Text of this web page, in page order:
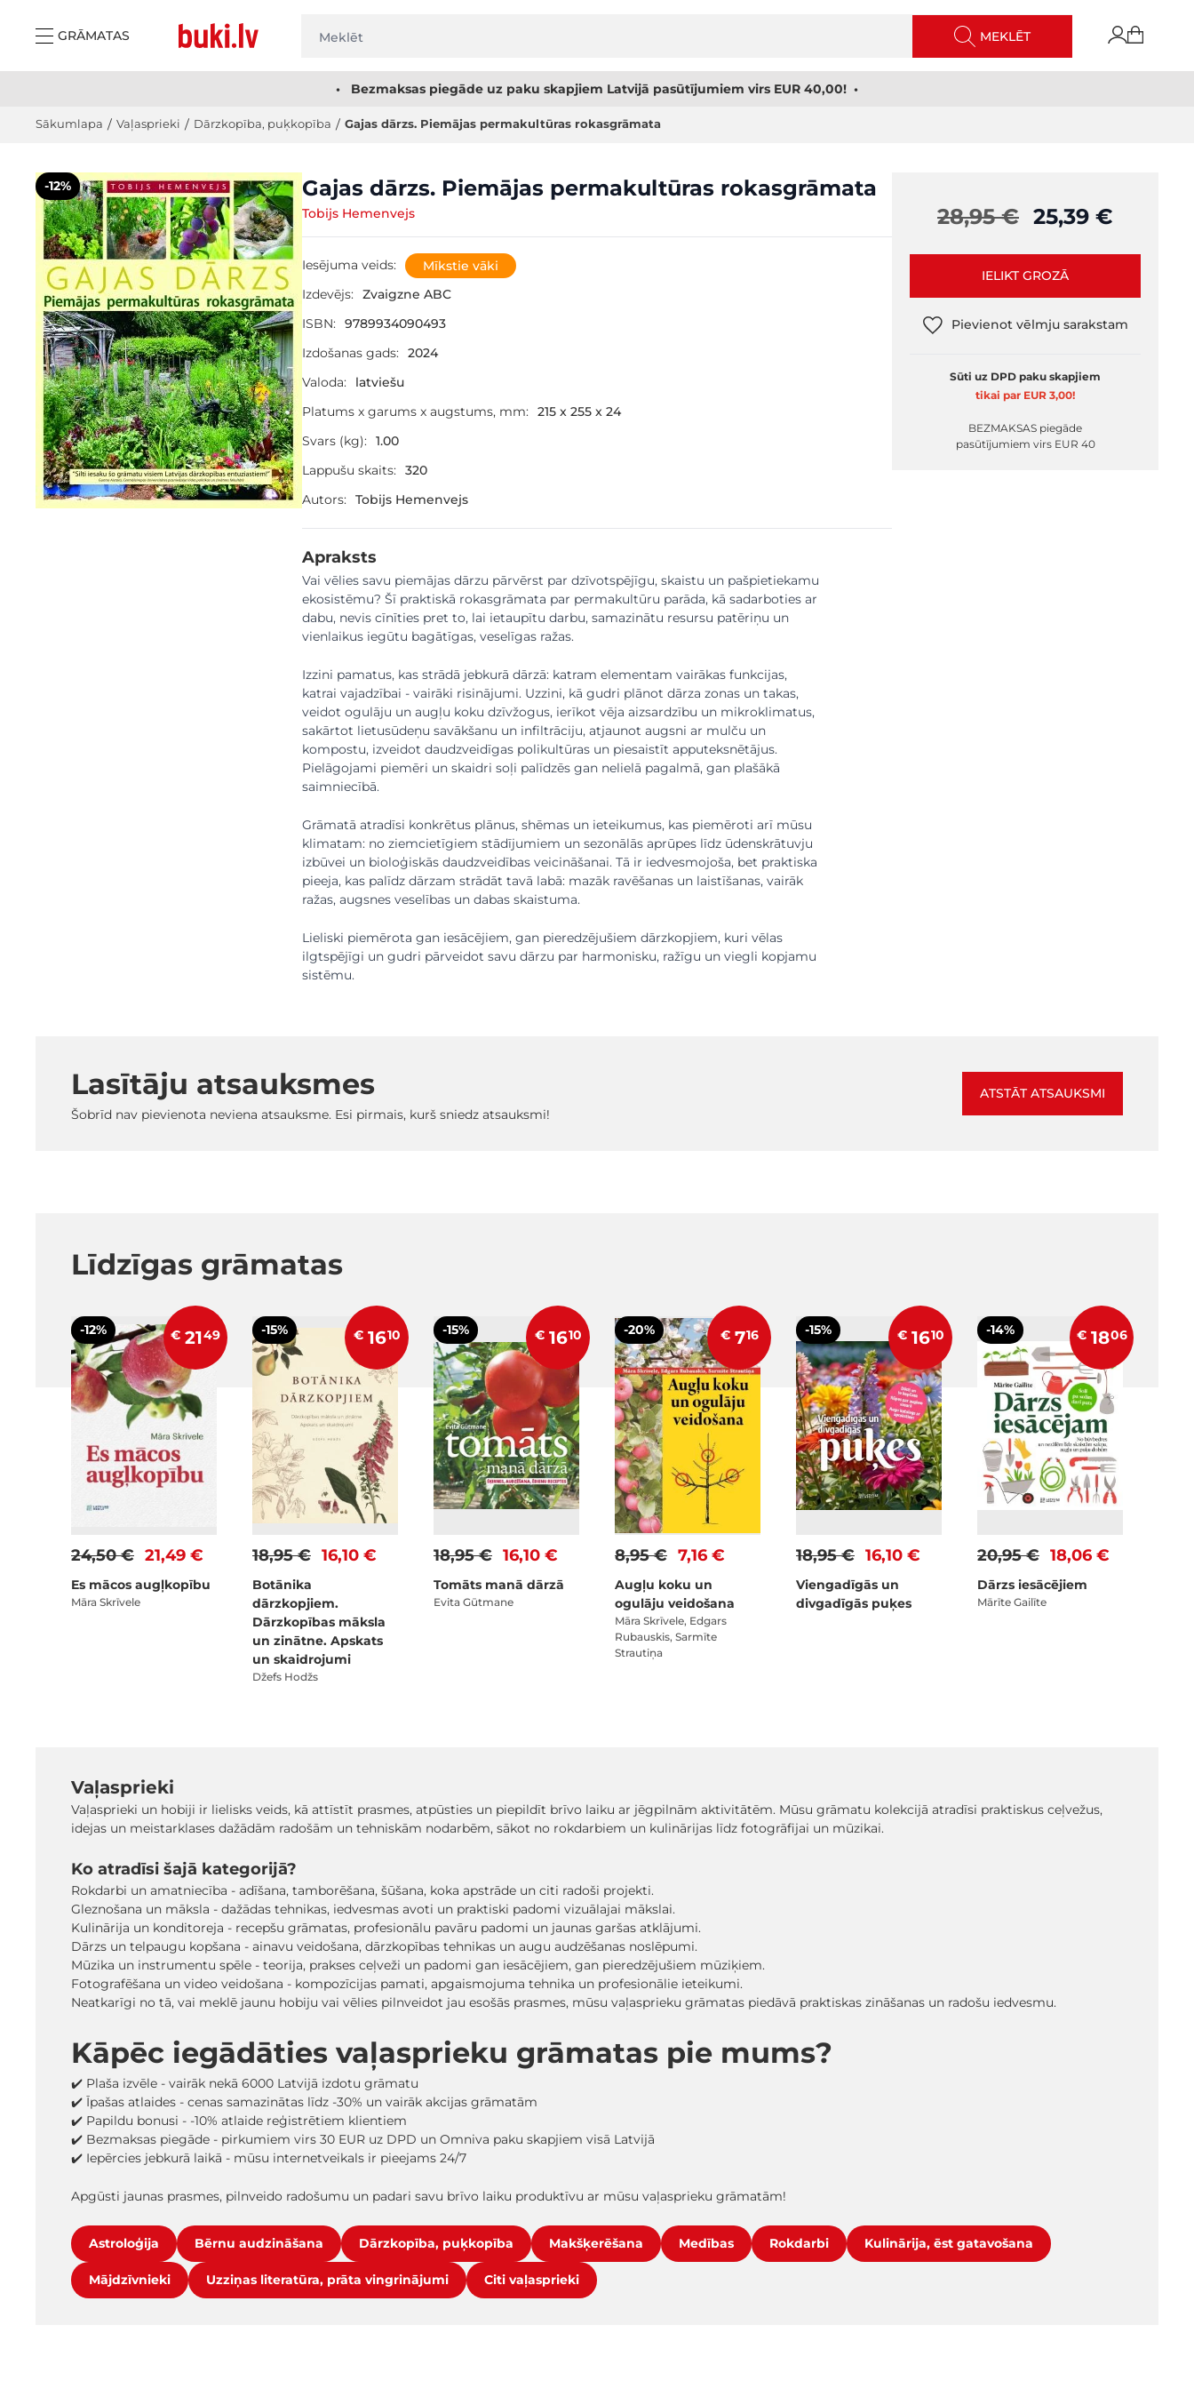
GRĀMATAS
MEKLĒT
• Bezmaksas piegāde uz paku skapjiem Latvijā pasūtījumiem virs EUR 40,00! •
Sākumlapa / Vaļasprieki / Dārzkopība, puķkopība / Gajas dārzs. Piemājas permakultūras rokasgrāmata
-12%
Main image
Click to view image in fullscreen Gajas dārzs. Piemājas permakultūras rokasgrāmata
Tobijs Hemenvejs
Iesējuma veids:
Mīkstie vāki
Izdevējs:
Zvaigzne ABC
ISBN:
9789934090493
Izdošanas gads:
2024
Valoda:
latviešu
Platums x garums x augstums, mm:
215 x 255 x 24
Svars (kg):
1.00
Lappušu skaits:
320
Autors:
Tobijs Hemenvejs
Apraksts
Vai vēlies savu piemājas dārzu pārvērst par dzīvotspējīgu, skaistu un pašpietiekamu
ekosistēmu? Šī praktiskā rokasgrāmata par permakultūru parāda, kā sadarboties ar
dabu, nevis cīnīties pret to, lai ietaupītu darbu, samazinātu resursu patēriņu un
vienlaikus iegūtu bagātīgas, veselīgas ražas.
Izzini pamatus, kas strādā jebkurā dārzā: katram elementam vairākas funkcijas,
katrai vajadzībai - vairāki risinājumi. Uzzini, kā gudri plānot dārza zonas un takas,
veidot ogulāju un augļu koku dzīvžogus, ierīkot vēja aizsardzību un mikroklimatus,
sakārtot lietusūdeņu savākšanu un infiltrāciju, atjaunot augsni ar mulču un
kompostu, izveidot daudzveidīgas polikultūras un piesaistīt apputeksnētājus.
Pielāgojami piemēri un skaidri soļi palīdzēs gan nelielā pagalmā, gan plašākā
saimniecībā.
Grāmatā atradīsi konkrētus plānus, shēmas un ieteikumus, kas piemēroti arī mūsu
klimatam: no ziemcietīgiem stādījumiem un sezonālās aprūpes līdz ūdenskrātuvju
izbūvei un bioloģiskās daudzveidības veicināšanai. Tā ir iedvesmojoša, bet praktiska
pieeja, kas palīdz dārzam strādāt tavā labā: mazāk ravēšanas un laistīšanas, vairāk
ražas, augsnes veselības un dabas skaistuma.
Lieliski piemērota gan iesācējiem, gan pieredzējušiem dārzkopjiem, kuri vēlas
ilgtspējīgi un gudri pārveidot savu dārzu par harmonisku, ražīgu un viegli kopjamu
sistēmu.
28,95 € 25,39 €
IELIKT GROZĀ
Pievienot vēlmju sarakstam
Sūti uz DPD paku skapjiem
tikai par EUR 3,00!
BEZMAKSAS piegāde
pasūtījumiem virs EUR 40
Lasītāju atsauksmes
Šobrīd nav pievienota neviena atsauksme. Esi pirmais, kurš sniedz atsauksmi!
ATSTĀT ATSAUKSMI
Līdzīgas grāmatas
-12% € 2149
21,49 €
24,50 €
Es mācos augļkopību
Māra Skrīvele
-15% € 1610
16,10 €
18,95 €
Botānika
dārzkopjiem.
Dārzkopības māksla
un zinātne. Apskats
un skaidrojumi
Džefs Hodžs
-15% € 1610
16,10 €
18,95 €
Tomāts manā dārzā
Evita Gūtmane
-20% € 716
7,16 €
8,95 €
Augļu koku un
ogulāju veidošana
Māra Skrīvele, Edgars
Rubauskis, Sarmīte
Strautiņa
-15% € 1610
16,10 €
18,95 €
Viengadīgās un
divgadīgās puķes
-14% € 1806
18,06 €
20,95 €
Dārzs iesācējiem
Mārīte Gailīte
Vaļasprieki
Vaļasprieki un hobiji ir lielisks veids, kā attīstīt prasmes, atpūsties un piepildīt brīvo laiku ar jēgpilnām aktivitātēm. Mūsu grāmatu kolekcijā atradīsi praktiskus ceļvežus,
idejas un meistarklases dažādām radošām un tehniskām nodarbēm, sākot no rokdarbiem un kulinārijas līdz fotogrāfijai un mūzikai.
Ko atradīsi šajā kategorijā?
Rokdarbi un amatniecība - adīšana, tamborēšana, šūšana, koka apstrāde un citi radoši projekti.
Gleznošana un māksla - dažādas tehnikas, iedvesmas avoti un praktiski padomi vizuālajai mākslai.
Kulinārija un konditoreja - recepšu grāmatas, profesionālu pavāru padomi un jaunas garšas atklājumi.
Dārzs un telpaugu kopšana - ainavu veidošana, dārzkopības tehnikas un augu audzēšanas noslēpumi.
Mūzika un instrumentu spēle - teorija, prakses ceļveži un padomi gan iesācējiem, gan pieredzējušiem mūziķiem.
Fotografēšana un video veidošana - kompozīcijas pamati, apgaismojuma tehnika un profesionālie ieteikumi.
Neatkarīgi no tā, vai meklē jaunu hobiju vai vēlies pilnveidot jau esošās prasmes, mūsu vaļasprieku grāmatas piedāvā praktiskas zināšanas un radošu iedvesmu.
Kāpēc iegādāties vaļasprieku grāmatas pie mums?
✔️ Plaša izvēle - vairāk nekā 6000 Latvijā izdotu grāmatu
✔️ Īpašas atlaides - cenas samazinātas līdz -30% un vairāk akcijas grāmatām
✔️ Papildu bonusi - -10% atlaide reģistrētiem klientiem
✔️ Bezmaksas piegāde - pirkumiem virs 30 EUR uz DPD un Omniva paku skapjiem visā Latvijā
✔️ Iepērcies jebkurā laikā - mūsu internetveikals ir pieejams 24/7
Apgūsti jaunas prasmes, pilnveido radošumu un padari savu brīvo laiku produktīvu ar mūsu vaļasprieku grāmatām!
Astroloģija Bērnu audzināšana Dārzkopība, puķkopība Makšķerēšana Medības Rokdarbi Kulinārija, ēst gatavošana
Mājdzīvnieki Uzziņas literatūra, prāta vingrinājumi Citi vaļasprieki